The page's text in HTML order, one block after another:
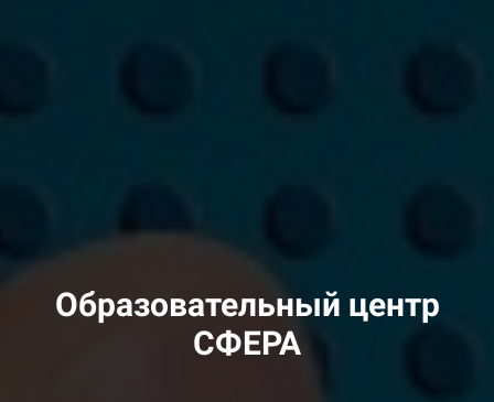
Образовательный центр
СФЕРА